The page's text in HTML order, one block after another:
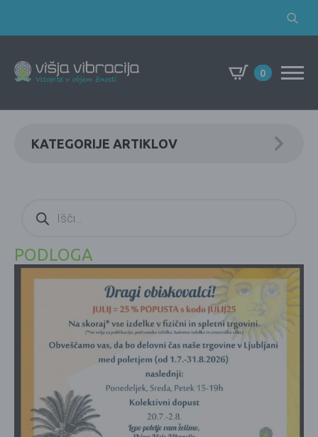
Search
0
KATEGORIJE ARTIKLOV
search
PODLOGA